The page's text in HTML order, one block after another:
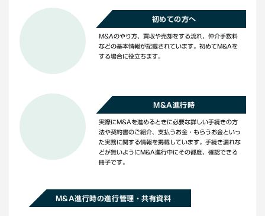
初めての方へ
M&Aのやり方、買収や売却をする流れ、仲介手数料
などの基本情報が記載されています。初めてM&Aを
する場合に役立ちます。
M&A進行時
実際にM&Aを進めるときに必要な詳しい手続きの方
法や契約書のご紹介、支払うお金・もらうお金といっ
た実務に関する情報を掲載しています。手続き漏れな
どが無いようにM&A進行中にその都度、確認できる
冊子です。
M&A進行時の進行管理・共有資料